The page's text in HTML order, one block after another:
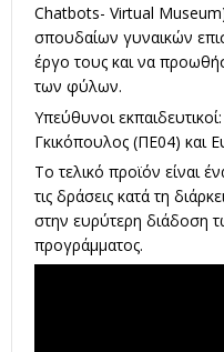
Chatbots- Virtual
σπουδαίων γυναικών
έργο τους και να
των φύλων.
Υπεύθυνοι
Γκικόπουλος (ΠΕ04) και
Το τελικό προϊόν είναι
τις δράσεις κατά τη
στην ευρύτερη διάδοση
προγράμματος.